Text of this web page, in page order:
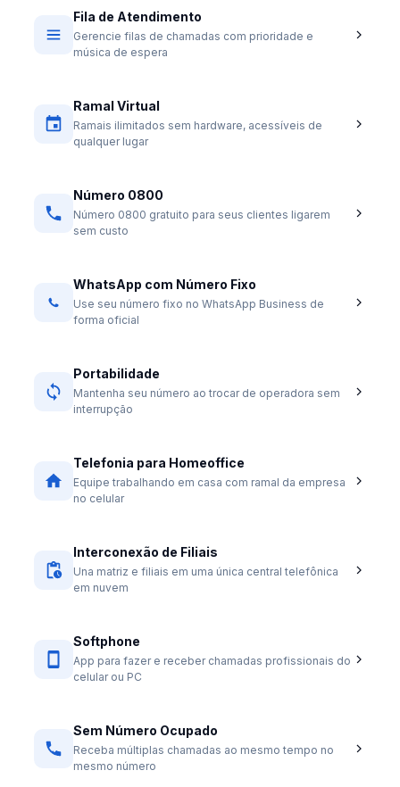
Fila de Atendimento
Gerencie filas de chamadas com prioridade e
música de espera
Ramal Virtual
Ramais ilimitados sem hardware, acessíveis de
qualquer lugar
Número 0800
Número 0800 gratuito para seus clientes ligarem
sem custo
WhatsApp com Número Fixo
Use seu número fixo no WhatsApp Business de
forma oficial
Portabilidade
Mantenha seu número ao trocar de operadora sem
interrupção
Telefonia para Homeoffice
Equipe trabalhando em casa com ramal da empresa
no celular
Interconexão de Filiais
Una matriz e filiais em uma única central telefônica
em nuvem
Softphone
App para fazer e receber chamadas profissionais do
celular ou PC
Sem Número Ocupado
Receba múltiplas chamadas ao mesmo tempo no
mesmo número